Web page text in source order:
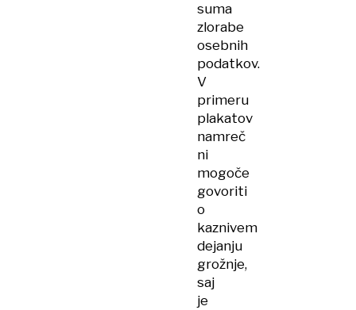
suma
zlorabe
osebnih
podatkov.
V
primeru
plakatov
namreč
ni
mogoče
govoriti
o
kaznivem
dejanju
grožnje,
saj
je